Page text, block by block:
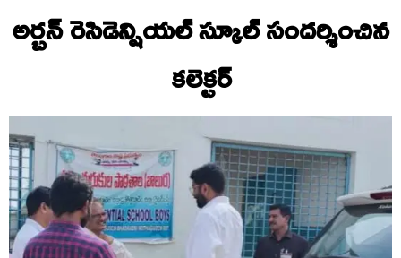
అర్బన్ రెసిడెన్షియల్ స్కూల్ సందర్శించిన
కలెక్టర్